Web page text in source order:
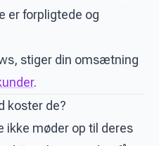
er forpligtede og
stiger din omsætning
.
koster de?
ikke møder op til deres